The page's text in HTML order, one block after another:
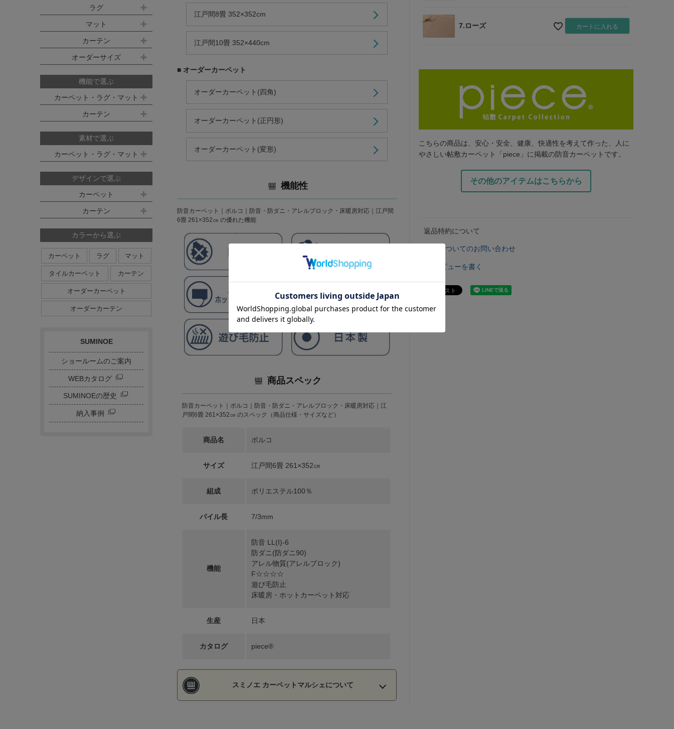
江戸間サイズ(3畳～10畳)
江戸間 3畳(176x261cm)
江戸間 4.5畳(261x261cm)
江戸間 6畳(261x352cm)
江戸間 8畳(352x352cm)
江戸間 10畳(352x440cm)
本間サイズ(3畳～8畳)
本間 3畳(191x286cm)
本間 8畳(382x382cm)
その他のサイズ
廊下敷き
ラグ
約100ｘ140cm
約140ｘ200cm(約1.5畳)
約160ｘ230cm(約2畳)
約200ｘ250cm(約3畳)
約200ｘ300cm(約3.5畳)
約250ｘ250cm
約250ｘ350cm
約300ｘ300cm
約300ｘ350cm
約350ｘ350cm
約350ｘ400cm
約350ｘ450cm
約350ｘ500cm
円形サイズ
ダイニングサイズ
マット
キッチンマット
デスクマット
カーテン
既製サイズ ドレープ(厚地)
100ｘ135cm
100ｘ178cm
100ｘ200cm
100ｘ133cm
100ｘ176cm
100ｘ198cm
オーダーサイズ
オーダーカーペット
オーダーキッチンマット
オーダーカーペットの測り方
オーダーカーテンの測り方
機能で選ぶ
カーペット・ラグ・マット
防炎 防音
消臭
すべり止め
遊び毛防止
アレルブロック
制電
日本製
ホットカーペット・床暖房対応
カーテン
洗える 遮光
防炎
アレルブロック
形態安定加工
形状記憶加工
日本製
素材で選ぶ
カーペット・ラグ・マット
ナイロン
ウール
デザインで選ぶ
カーペット
ストライプ＆ボーダー
円形
カーテン
北欧デザイン
ナチュラルデザイン
無地・無地調
抽象柄
花柄
植物柄
鳥・動物
ストライプ・ボーダー
チェック
ドット
サークル
カラーから選ぶ
カーペット ラグ マット
タイルカーペット カーテン
オーダーカーペット
オーダーカーテン
SUMINOE
ショールームのご案内
WEBカタログ
SUMINOEの歴史
納入事例
江戸間8畳 352×352cm
江戸間10畳 352×440cm
■ オーダーカーペット
オーダーカーペット(四角)
オーダーカーペット(正円形)
オーダーカーペット(変形)
機能性
防音カーペット｜ポルコ｜防音・防ダニ・アレルブロック・床暖房対応｜江戸間
6畳 261×352㎝ の優れた機能
商品スペック
防音カーペット｜ポルコ｜防音・防ダニ・アレルブロック・床暖房対応｜江
戸間6畳 261×352㎝ のスペック（商品仕様・サイズなど）
商品名 ポルコ
サイズ 江戸間6畳 261×352㎝
組成 ポリエステル100％
パイル長 7/3mm
機能
防音 LL(I)-6
防ダニ(防ダニ90)
アレル物質(アレルブロック)
F☆☆☆☆
遊び毛防止
床暖房・ホットカーペット対応
生産 日本
カタログ piece®
スミノエ カーペットマルシェについて
7.ローズ カートに入れる
こちらの商品は、安心・安全、健康、快適性を考えて作った、人に
やさしい帖敷カーペット「piece」に掲載の防音カーペットです。
その他のアイテムはこちらから
返品特約について
商品についてのお問い合わせ
レビューを書く